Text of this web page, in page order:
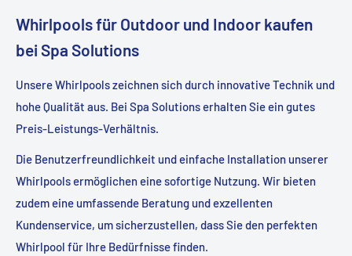
Whirlpools für Outdoor und Indoor kaufen
bei Spa Solutions
Unsere Whirlpools zeichnen sich durch innovative Technik und
hohe Qualität aus. Bei Spa Solutions erhalten Sie ein gutes
Preis-Leistungs-Verhältnis.
Die Benutzerfreundlichkeit und einfache Installation unserer
Whirlpools ermöglichen eine sofortige Nutzung. Wir bieten
zudem eine umfassende Beratung und exzellenten
Kundenservice, um sicherzustellen, dass Sie den perfekten
Whirlpool für Ihre Bedürfnisse finden.